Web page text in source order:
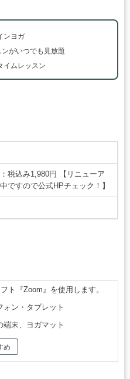
ンヨガ
がいつでも見放題
イムレッスン
税込み1,980円 【リニューア
ですので公式HPチェック！】
ト『Zoom』を使用します。
ォン・タブレット
端末、ヨガマット
め